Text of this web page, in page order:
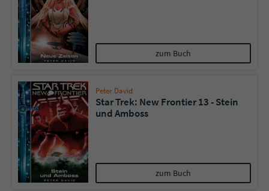
zum Buch
Peter David
Star Trek: New Frontier 13 - Stein
und Amboss
zum Buch